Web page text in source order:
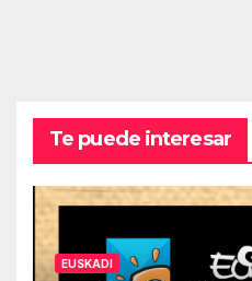
Te puede interesar
EUSKADI